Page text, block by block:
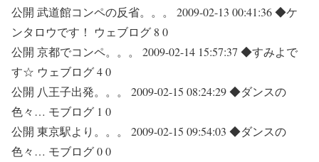
公開 武道館コンペの反省。。。 2009-02-13 00:41:36 ◆ケ
ンタロウです！ ウェブログ 8 0
公開 京都でコンペ。。。 2009-02-14 15:57:37 ◆すみよで
す☆ ウェブログ 4 0
公開 八王子出発。。。 2009-02-15 08:24:29 ◆ダンスの
色々… モブログ 1 0
公開 東京駅より。。。 2009-02-15 09:54:03 ◆ダンスの
色々… モブログ 0 0